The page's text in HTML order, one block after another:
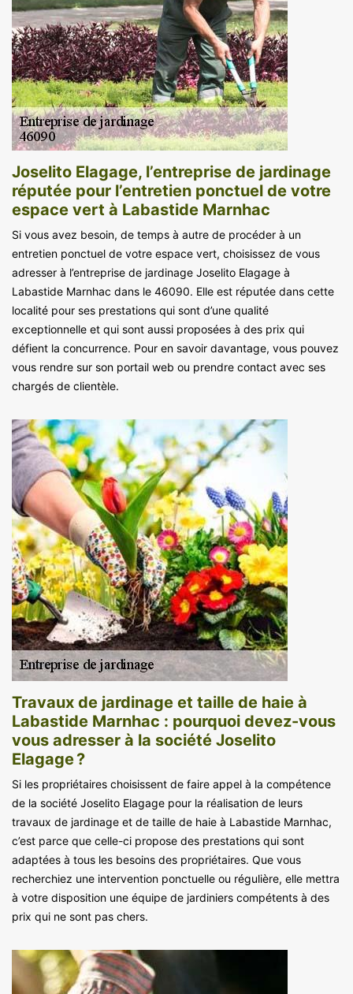
Joselito Elagage, l’entreprise de jardinage
réputée pour l’entretien ponctuel de votre
espace vert à Labastide Marnhac
Si vous avez besoin, de temps à autre de procéder à un
entretien ponctuel de votre espace vert, choisissez de vous
adresser à l’entreprise de jardinage Joselito Elagage à
Labastide Marnhac dans le 46090. Elle est réputée dans cette
localité pour ses prestations qui sont d’une qualité
exceptionnelle et qui sont aussi proposées à des prix qui
défient la concurrence. Pour en savoir davantage, vous pouvez
vous rendre sur son portail web ou prendre contact avec ses
chargés de clientèle.
Travaux de jardinage et taille de haie à
Labastide Marnhac : pourquoi devez-vous
vous adresser à la société Joselito
Elagage ?
Si les propriétaires choisissent de faire appel à la compétence
de la société Joselito Elagage pour la réalisation de leurs
travaux de jardinage et de taille de haie à Labastide Marnhac,
c’est parce que celle-ci propose des prestations qui sont
adaptées à tous les besoins des propriétaires. Que vous
recherchiez une intervention ponctuelle ou régulière, elle mettra
à votre disposition une équipe de jardiniers compétents à des
prix qui ne sont pas chers.